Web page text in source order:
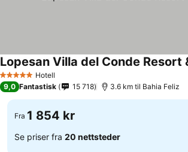
5 Stjerner Hotell
Lopesan Villa del Conde Resort
9,0 Fantastisk 15 718 3.6 km til Bahia Feliz
Fra 1 854 kr
Se priser fra 20 nettsteder